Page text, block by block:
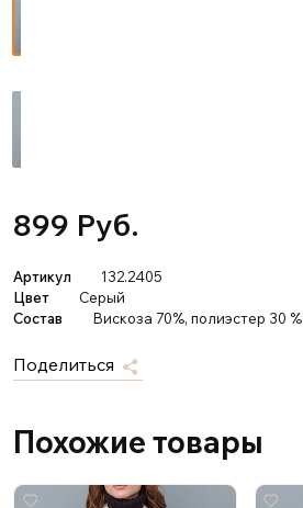
899 Руб.
Артикул
132.2405
Цвет
Серый
Состав
Вискоза 70%, полиэстер 30 %
Поделиться
Похожие товары